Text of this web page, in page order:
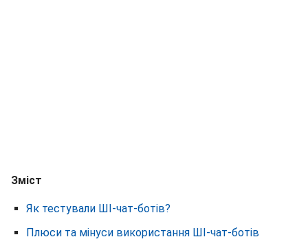
Зміст
Як тестували ШІ-чат-ботів?
Плюси та мінуси використання ШІ-чат-ботів